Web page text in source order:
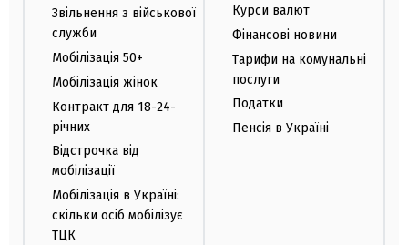
Звільнення з військової
служби
Мобілізація 50+
Мобілізація жінок
Контракт для 18-24-
річних
Відстрочка від
мобілізації
Мобілізація в Україні:
скільки осіб мобілізує
ТЦК
Курси валют
Фінансові новини
Тарифи на комунальні
послуги
Податки
Пенсія в Україні